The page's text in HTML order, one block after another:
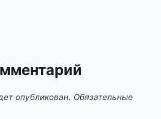
опубликован. Обязательные